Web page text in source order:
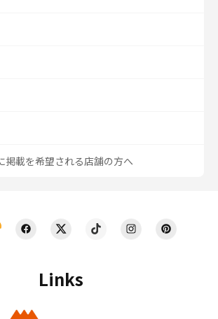
Links
掲載を希望される店舗の方へ